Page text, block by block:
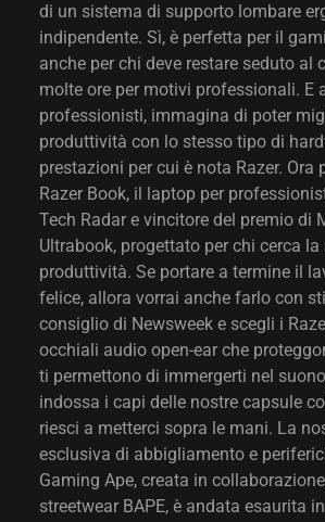
di un sistema di supporto lombare
indipendente. Sì, è perfetta per il
anche per chi deve restare seduto al
molte ore per motivi professionali. E
professionisti, immagina di poter
produttività con lo stesso tipo di
prestazioni per cui è nota Razer. Ora
Razer Book, il laptop per
Tech Radar e vincitore del premio di
Ultrabook, progettato per chi cerca
produttività. Se portare a termine il
felice, allora vorrai anche farlo con
consiglio di Newsweek e scegli i
occhiali audio open-ear che
ti permettono di immergerti nel
indossa i capi delle nostre capsule
riesci a metterci sopra le mani. La
esclusiva di abbigliamento e
Gaming Ape, creata in
streetwear BAPE, è andata esaurita